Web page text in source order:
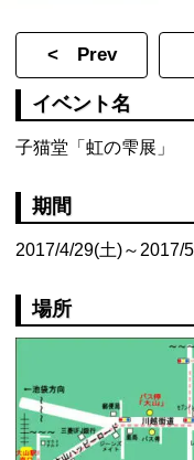
< Prev
イベント名
子猫堂「虹の雫展」
期間
2017/4/29(土)～2017/
場所